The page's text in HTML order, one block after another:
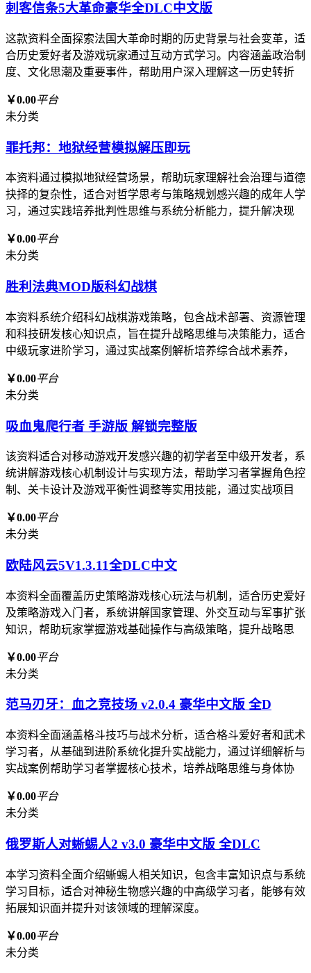
刺客信条5大革命豪华全DLC中文版
这款资料全面探索法国大革命时期的历史背景与社会变革，适
合历史爱好者及游戏玩家通过互动方式学习。内容涵盖政治制
度、文化思潮及重要事件，帮助用户深入理解这一历史转折
￥0.00平台
未分类
罪托邦：地狱经营模拟解压即玩
本资料通过模拟地狱经营场景，帮助玩家理解社会治理与道德
抉择的复杂性，适合对哲学思考与策略规划感兴趣的成年人学
习，通过实践培养批判性思维与系统分析能力，提升解决现
￥0.00平台
未分类
胜利法典MOD版科幻战棋
本资料系统介绍科幻战棋游戏策略，包含战术部署、资源管理
和科技研发核心知识点，旨在提升战略思维与决策能力，适合
中级玩家进阶学习，通过实战案例解析培养综合战术素养，
￥0.00平台
未分类
吸血鬼爬行者 手游版 解锁完整版
该资料适合对移动游戏开发感兴趣的初学者至中级开发者，系
统讲解游戏核心机制设计与实现方法，帮助学习者掌握角色控
制、关卡设计及游戏平衡性调整等实用技能，通过实战项目
￥0.00平台
未分类
欧陆风云5V1.3.11全DLC中文
本资料全面覆盖历史策略游戏核心玩法与机制，适合历史爱好
及策略游戏入门者，系统讲解国家管理、外交互动与军事扩张
知识，帮助玩家掌握游戏基础操作与高级策略，提升战略思
￥0.00平台
未分类
范马刃牙：血之竞技场 v2.0.4 豪华中文版 全D
本资料全面涵盖格斗技巧与战术分析，适合格斗爱好者和武术
学习者，从基础到进阶系统化提升实战能力，通过详细解析与
实战案例帮助学习者掌握核心技术，培养战略思维与身体协
￥0.00平台
未分类
俄罗斯人对蜥蜴人2 v3.0 豪华中文版 全DLC
本学习资料全面介绍蜥蜴人相关知识，包含丰富知识点与系统
学习目标，适合对神秘生物感兴趣的中高级学习者，能够有效
拓展知识面并提升对该领域的理解深度。
￥0.00平台
未分类